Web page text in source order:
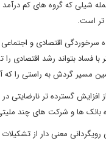
شیلی که گروه های کم
تر است.
اقتصادی و اجتماعی
فساد بتواند رشد اقتصادی
مسیر گردش به راستی را که
افزایش گسترده تر
ها و شرکت های چند ملیتی
رویگردانی معنی دار از